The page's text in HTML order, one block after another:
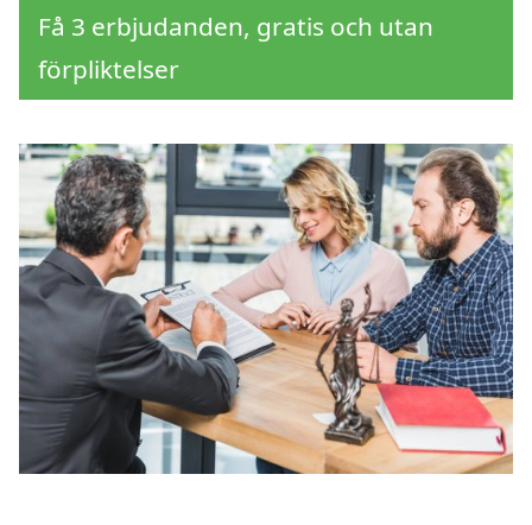
Få 3 erbjudanden, gratis och utan
förpliktelser